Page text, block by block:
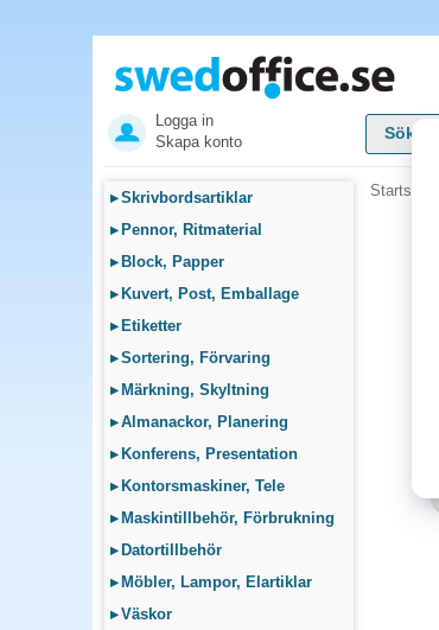
Logga in
Skapa konto
▸Skrivbordsartiklar
▸ Pennor, Ritmaterial
▸ Block, Papper
▸ Kuvert, Post, Emballage
▸ Etiketter
▸Sortering, Förvaring
▸ Märkning, Skyltning
▸Almanackor, Planering
▸ Konferens, Presentation
▸ Kontorsmaskiner, Tele
▸ Maskintillbehör, Förbrukning
▸ Datortillbehör
▸ Möbler, Lampor, Elartiklar
▸Väskor
Startsida